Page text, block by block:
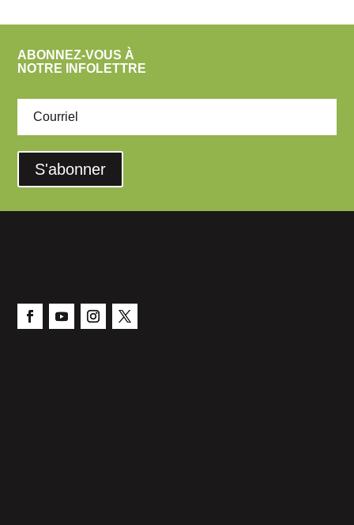
ABONNEZ-VOUS À
NOTRE INFOLETTRE
S'abonner